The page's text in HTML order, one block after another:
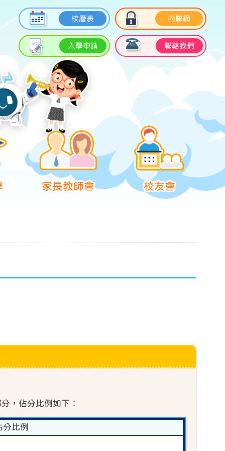
校曆表 內聯網
入學申請 聯絡我們
家長教師會 校友會
，佔分比例如下︰
分比例